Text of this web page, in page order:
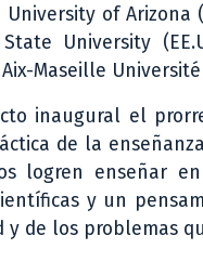
of Arizona
University
Maseille
inaugural el
de la
logren enseñar
y un
y de los problemas